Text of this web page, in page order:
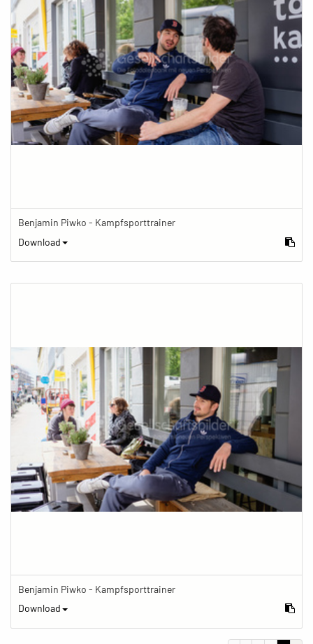
Benjamin Piwko - Kampfsporttrainer
Download
Benjamin Piwko - Kampfsporttrainer
Download